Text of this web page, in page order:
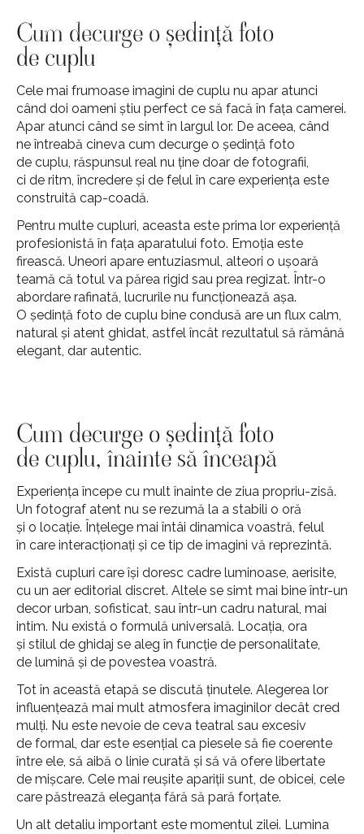
Cum decurge o ședință foto
de cuplu
Cele mai frumoase imagini de cuplu nu apar atunci
când doi oameni știu perfect ce să facă în fața camerei.
Apar atunci când se simt în largul lor. De aceea, când
ne întreabă cineva cum decurge o ședință foto
de cuplu, răspunsul real nu ține doar de fotografii,
ci de ritm, încredere și de felul în care experiența este
construită cap-coadă.
Pentru multe cupluri, aceasta este prima lor experiență
profesionistă în fața aparatului foto. Emoția este
firească. Uneori apare entuziasmul, alteori o ușoară
teamă că totul va părea rigid sau prea regizat. Într-o
abordare rafinată, lucrurile nu funcționează așa.
O ședință foto de cuplu bine condusă are un flux calm,
natural și atent ghidat, astfel încât rezultatul să rămână
elegant, dar autentic.
Cum decurge o ședință foto
de cuplu, înainte să înceapă
Experiența începe cu mult înainte de ziua propriu-zisă.
Un fotograf atent nu se rezumă la a stabili o oră
și o locație. Înțelege mai întâi dinamica voastră, felul
în care interacționați și ce tip de imagini vă reprezintă.
Există cupluri care își doresc cadre luminoase, aerisite,
cu un aer editorial discret. Altele se simt mai bine într-un
decor urban, sofisticat, sau într-un cadru natural, mai
intim. Nu există o formulă universală. Locația, ora
și stilul de ghidaj se aleg în funcție de personalitate,
de lumină și de povestea voastră.
Tot în această etapă se discută ținutele. Alegerea lor
influențează mai mult atmosfera imaginilor decât cred
mulți. Nu este nevoie de ceva teatral sau excesiv
de formal, dar este esențial ca piesele să fie coerente
între ele, să aibă o linie curată și să vă ofere libertate
de mișcare. Cele mai reușite apariții sunt, de obicei, cele
care păstrează eleganța fără să pară forțate.
Un alt detaliu important este momentul zilei. Lumina